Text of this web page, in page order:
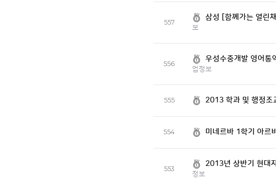
557
삼성 [함께가는 열린
보
556
우성수중개발 영어통
업정보
555 2013 학과 및 행정조
554 미네르바 1학기 아르
553
2013년 상반기 현대
정보